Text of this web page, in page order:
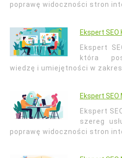
poprawę widoczności stron
Ekspert SEO
Ekspert
która
wiedzę i umiejętności w
Ekspert SEO
Ekspert
szereg
poprawę widoczności stron